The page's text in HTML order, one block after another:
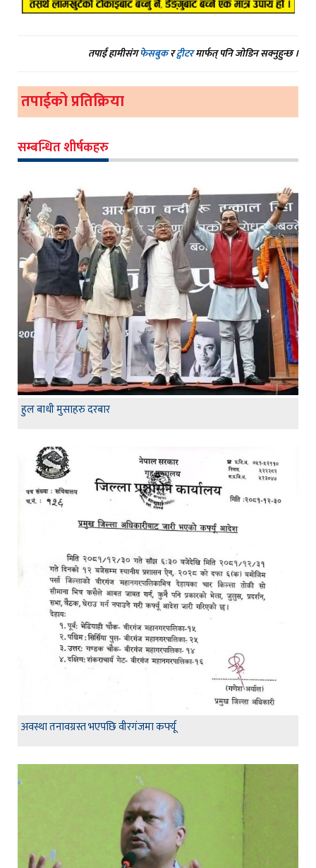
तपाईं हामीसंगफेसबुकरट्वीटरमार्फत् पनि जोडिन सक्नुहुन्छ ।
तपाईको प्रतिक्रिया
सम्बन्धित शीर्षकहरु
हुल बाधी मुसाहरु दरबार
अवस्था तनावग्रस्त भएपछि वीरगंजमा कर्फ्यू